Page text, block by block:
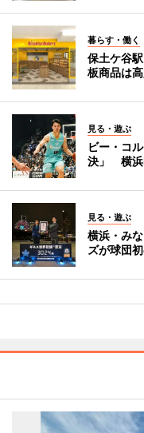
暮らす・働く
保土ケ谷
板商品は
見る・遊ぶ
ビー・コ
決」 横浜
見る・遊ぶ
横浜・み
ズが球団